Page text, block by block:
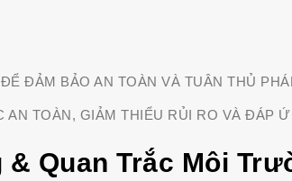
ĐẢM BẢO AN TOÀN VÀ TUÂN THỦ
TOÀN, GIẢM THIỂU RỦI RO VÀ ĐÁP
Quan Trắc Môi